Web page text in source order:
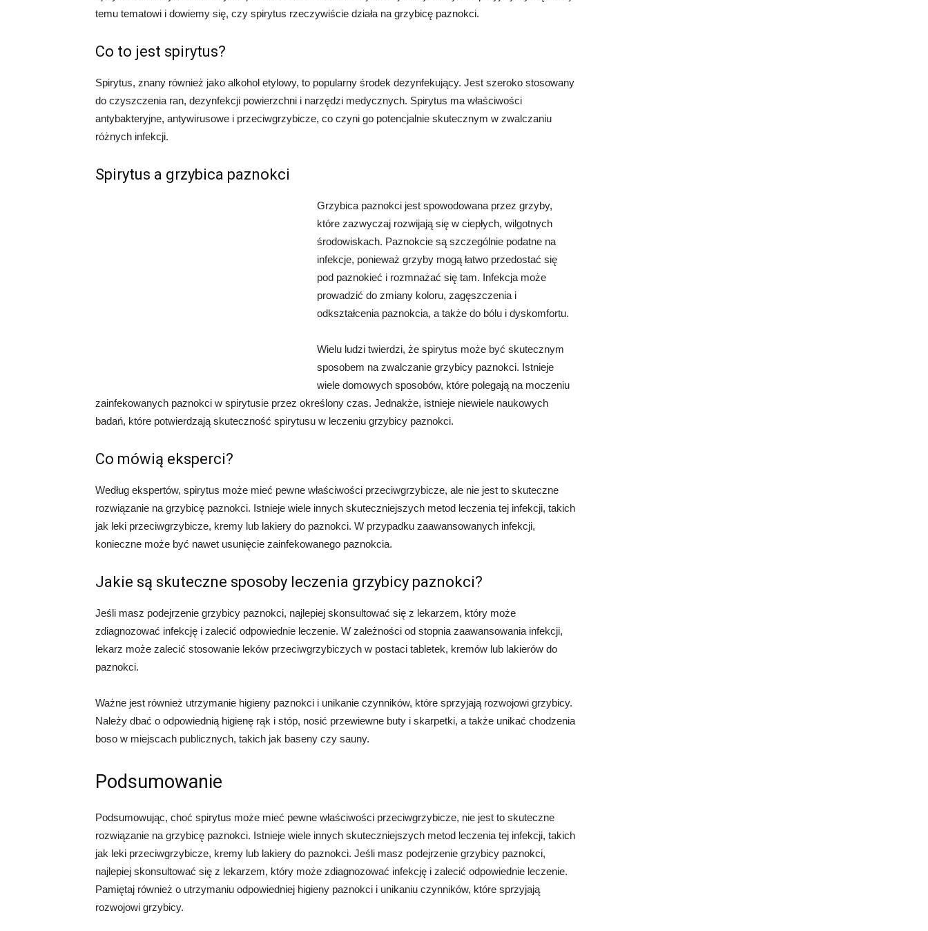
temu tematowi i dowiemy się, czy spirytus rzeczywiście działa na grzybicę paznokci.
Co to jest spirytus?
Spirytus, znany również jako alkohol etylowy, to popularny środek dezynfekujący. Jest szeroko stosowany
do czyszczenia ran, dezynfekcji powierzchni i narzędzi medycznych. Spirytus ma właściwości
antybakteryjne, antywirusowe i przeciwgrzybicze, co czyni go potencjalnie skutecznym w zwalczaniu
różnych infekcji.
Spirytus a grzybica paznokci
Grzybica paznokci jest spowodowana przez grzyby,
które zazwyczaj rozwijają się w ciepłych, wilgotnych
środowiskach. Paznokcie są szczególnie podatne na
infekcje, ponieważ grzyby mogą łatwo przedostać się
pod paznokieć i rozmnażać się tam. Infekcja może
prowadzić do zmiany koloru, zagęszczenia i
odkształcenia paznokcia, a także do bólu i dyskomfortu.
Wielu ludzi twierdzi, że spirytus może być skutecznym
sposobem na zwalczanie grzybicy paznokci. Istnieje
wiele domowych sposobów, które polegają na moczeniu
zainfekowanych paznokci w spirytusie przez określony czas. Jednakże, istnieje niewiele naukowych
badań, które potwierdzają skuteczność spirytusu w leczeniu grzybicy paznokci.
Co mówią eksperci?
Według ekspertów, spirytus może mieć pewne właściwości przeciwgrzybicze, ale nie jest to skuteczne
rozwiązanie na grzybicę paznokci. Istnieje wiele innych skuteczniejszych metod leczenia tej infekcji, takich
jak leki przeciwgrzybicze, kremy lub lakiery do paznokci. W przypadku zaawansowanych infekcji,
konieczne może być nawet usunięcie zainfekowanego paznokcia.
Jakie są skuteczne sposoby leczenia grzybicy paznokci?
Jeśli masz podejrzenie grzybicy paznokci, najlepiej skonsultować się z lekarzem, który może
zdiagnozować infekcję i zalecić odpowiednie leczenie. W zależności od stopnia zaawansowania infekcji,
lekarz może zalecić stosowanie leków przeciwgrzybiczych w postaci tabletek, kremów lub lakierów do
paznokci.
Ważne jest również utrzymanie higieny paznokci i unikanie czynników, które sprzyjają rozwojowi grzybicy.
Należy dbać o odpowiednią higienę rąk i stóp, nosić przewiewne buty i skarpetki, a także unikać chodzenia
boso w miejscach publicznych, takich jak baseny czy sauny.
Podsumowanie
Podsumowując, choć spirytus może mieć pewne właściwości przeciwgrzybicze, nie jest to skuteczne
rozwiązanie na grzybicę paznokci. Istnieje wiele innych skuteczniejszych metod leczenia tej infekcji, takich
jak leki przeciwgrzybicze, kremy lub lakiery do paznokci. Jeśli masz podejrzenie grzybicy paznokci,
najlepiej skonsultować się z lekarzem, który może zdiagnozować infekcję i zalecić odpowiednie leczenie.
Pamiętaj również o utrzymaniu odpowiedniej higieny paznokci i unikaniu czynników, które sprzyjają
rozwojowi grzybicy.